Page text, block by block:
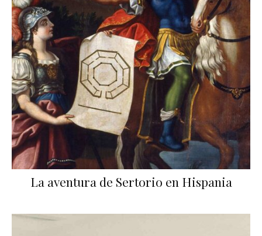
La aventura de Sertorio en Hispania